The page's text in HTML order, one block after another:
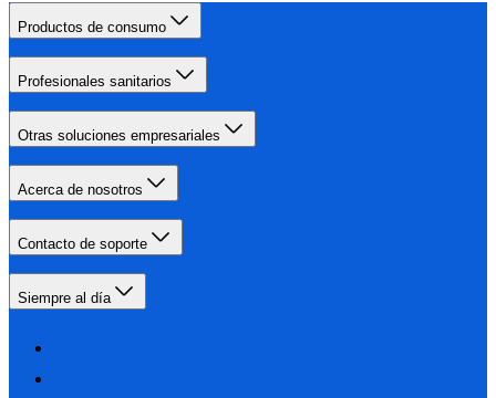
Productos de consumo
Profesionales sanitarios
Otras soluciones empresariales
Acerca de nosotros
Contacto de soporte
Siempre al día